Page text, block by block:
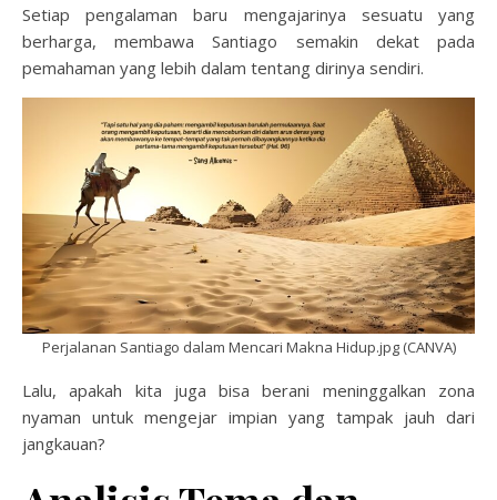
Setiap pengalaman baru mengajarinya sesuatu yang
berharga, membawa Santiago semakin dekat pada
pemahaman yang lebih dalam tentang dirinya sendiri.
Perjalanan Santiago dalam Mencari Makna Hidup.jpg (CANVA)
Lalu, apakah kita juga bisa berani meninggalkan zona
nyaman untuk mengejar impian yang tampak jauh dari
jangkauan?